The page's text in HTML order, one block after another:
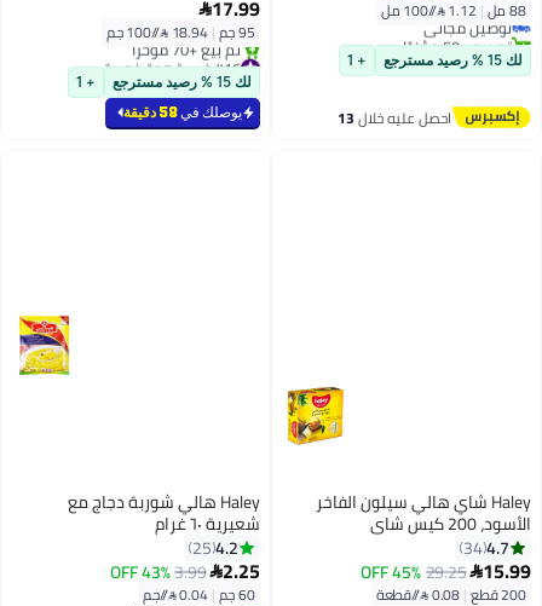
88 مل |
توصيل مجاني
تم بيع +50 مؤخرًا
#11 في الصوصاتلك 15 % رصيد مسترجع + 1
احصل عليه خلال13
17.99
95 جم |
#16 في قهوة فورية
بتخلّص بسرعة
تم بيع +70 مؤخرًا
#16 في قهوة فورية
لك 15 % رصيد مسترجع + 1
يوصلك في58 دقيقة
Haley شاي هالي سيلون الفاخر
الأسود، 200 كيس شاي
4.7
34
15.99
29.25
45% OFF
200 قطع |
Haley هالي شوربة دجاج مع
شعيرية ٦٠ غرام
4.2
25
2.25
3.99
43% OFF
60 جم |